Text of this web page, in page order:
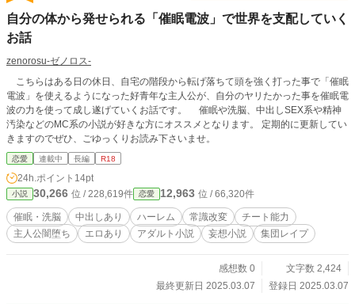
奴隷国家を築く壮大な物語である。 この物語はフィクションであり、実在の
人物、団体、企業、地名などとは一切関係ありません。また、物語の中で描かれ
る行為や状況は、著者の想像によるもので、実際の法律、倫理、社会常識とは異
みいただけますと幸いです。
自分の体から発せられる「催眠電波」で世界を支配していく
お話
zenorosu-ゼノロス-
こちらはある日の休日、自宅の階段から転げ落ちて頭を強く打った事で「催眠
電波」を使えるようになった好青年な主人公が、自分のヤリたかった事を催眠電
波の力を使って成し遂げていくお話です。 催眠や洗脳、中出しSEX系や精神
汚染などのMC系の小説が好きな方にオススメとなります。 定期的に更新してい
きますのでぜひ、ごゆっくりお読み下さいませ。
恋愛 連載中 長編 R18
24h.ポイント 14pt
小説 30,266 位 / 228,619件 恋愛 12,963 位 / 66,320件
催眠・洗脳 中出しあり ハーレム 常識改変
チート能力
主人公闇堕ち
エロあり アダルト小説 妄想小説 集団レイプ
感想数 0
文字数 2,424
最終更新日 2025.03.07
登録日 2025.03.07